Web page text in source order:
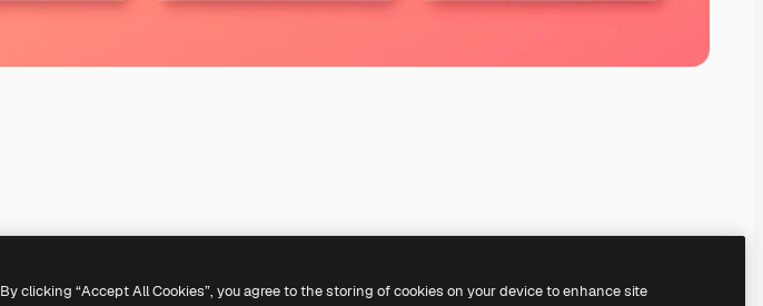
By clicking “Accept All Cookies”, you agree to the storing of cookies on your device to enhance site